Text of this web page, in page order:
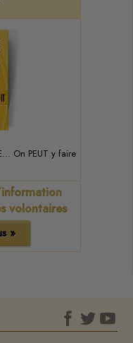
On PEUT y faire
volontaires
»